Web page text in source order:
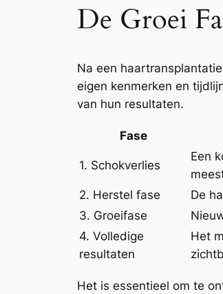
De Groei
Na een
eigen kenmerken en
van hun resultaten.
Fase
1. Schokverlies
Een
2. Herstel fase De
3. Groeifase
4. Volledige
resultaten
Het
Het is essentieel om te